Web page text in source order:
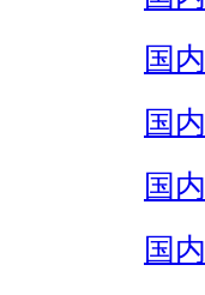
国
国
国
国